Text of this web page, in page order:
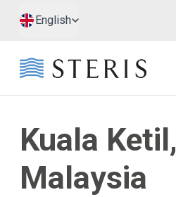
Passa al contenuto principale
Passa al piè di pagina
English
Kuala Ketil,
Malaysia